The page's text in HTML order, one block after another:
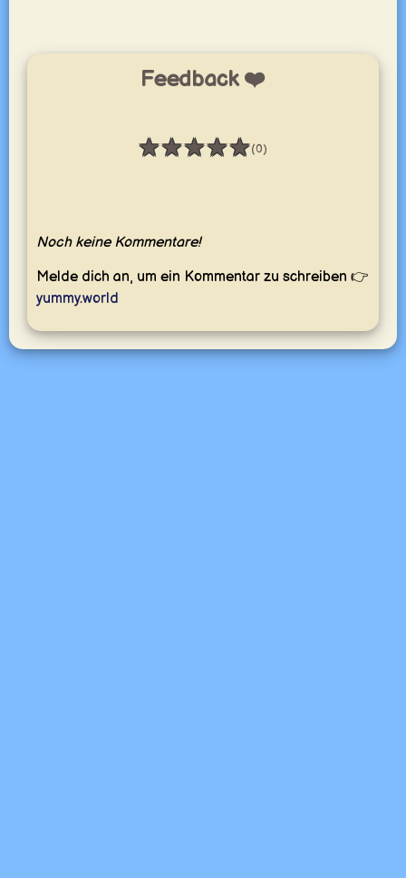
Feedback ❤️
★★★★★
Bewertung: 0 / 5 (0)
Noch keine Kommentare!
Melde dich an, um ein Kommentar zu schreiben 👉
yummy.world